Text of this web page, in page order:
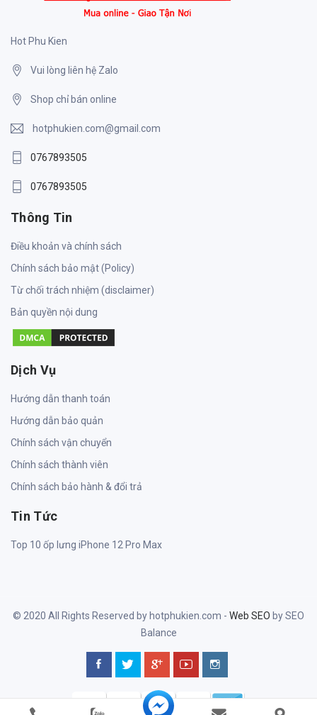
Hot Phu Kien
Vui lòng liên hệ Zalo
Shop chỉ bán online
hotphukien.com@gmail.com
0767893505
0767893505
Thông Tin
Điều khoản và chính sách
Chính sách bảo mật (Policy)
Từ chối trách nhiệm (disclaimer)
Bản quyền nội dung
Dịch Vụ
Hướng dẫn thanh toán
Hướng dẫn bảo quản
Chính sách vận chuyển
Chính sách thành viên
Chính sách bảo hành & đổi trả
Tin Tức
Top 10 ốp lưng iPhone 12 Pro Max
© 2020 All Rights Reserved by hotphukien.com - Web SEO by SEO
Balance